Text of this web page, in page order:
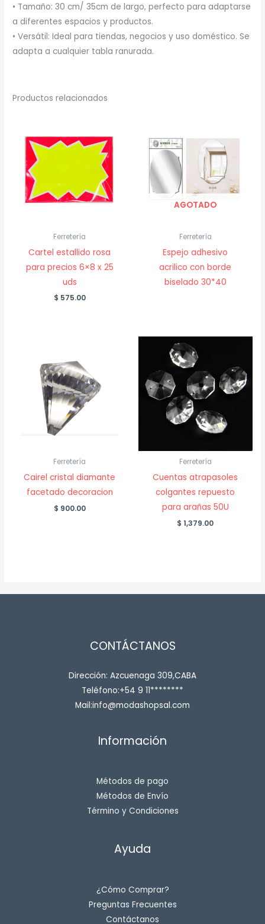
• Tamaño: 30 cm/ 35cm de largo, perfecto para adaptarse
a diferentes espacios y productos.
• Versátil: Ideal para tiendas, negocios y uso doméstico. Se
adapta a cualquier tabla ranurada.
Productos relacionados
Ferretería
Cartel estallido rosa
para precios 6×8 x 25
uds
$ 575.00
AGOTADO
Ferretería
Espejo adhesivo
acrilico con borde
biselado 30*40
Ferretería
Cairel cristal diamante
facetado decoracion
$ 900.00
Ferretería
Cuentas atrapasoles
colgantes repuesto
para arañas 50U
$ 1,379.00
CONTÁCTANOS
Dirección: Azcuenaga 309,CABA
Teléfono:+54 9 11********
Mail:info@modashopsal.com
Información
Métodos de pago
Métodos de Envío
Término y Condiciones
Ayuda
¿Cómo Comprar?
Preguntas Frecuentes
Contáctanos